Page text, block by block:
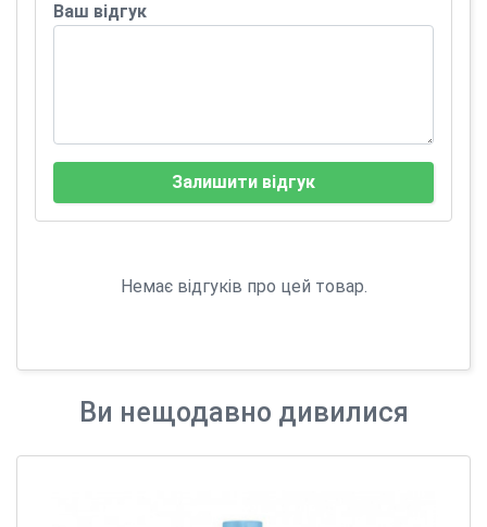
Ваш відгук
Залишити відгук
Немає відгуків про цей товар.
Ви нещодавно дивилися